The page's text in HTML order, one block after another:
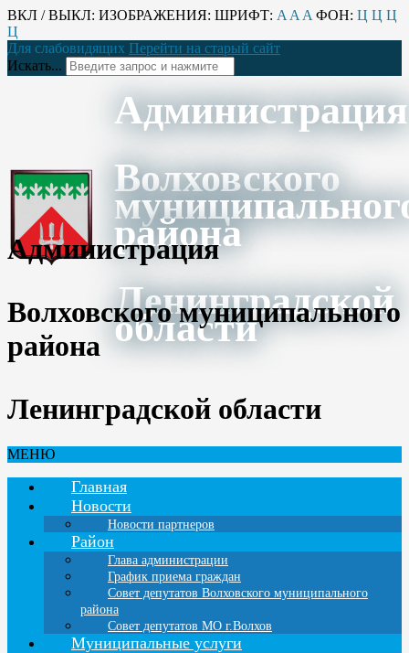
ВКЛ / ВЫКЛ: ИЗОБРАЖЕНИЯ: ШРИФТ: A A A ФОН: Ц Ц Ц
Ц
Для слабовидящих Перейти на старый сайт
Искать...
Администрация
Волховского
района
Ленинградской
области
Администрация
Волховского муниципального
района
Ленинградской области
МЕНЮ
Главная
Новости
Новости партнеров
Район
Глава администрации
График приема граждан
Совет депутатов Волховского муниципального
района
Совет депутатов МО г.Волхов
Муниципальные услуги